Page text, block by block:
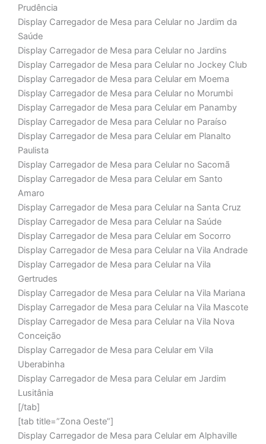
Prudência
Display Carregador de Mesa para Celular no Jardim da
Saúde
Display Carregador de Mesa para Celular no Jardins
Display Carregador de Mesa para Celular no Jockey Club
Display Carregador de Mesa para Celular em Moema
Display Carregador de Mesa para Celular no Morumbi
Display Carregador de Mesa para Celular em Panamby
Display Carregador de Mesa para Celular no Paraíso
Display Carregador de Mesa para Celular em Planalto
Paulista
Display Carregador de Mesa para Celular no Sacomã
Display Carregador de Mesa para Celular em Santo
Amaro
Display Carregador de Mesa para Celular na Santa Cruz
Display Carregador de Mesa para Celular na Saúde
Display Carregador de Mesa para Celular em Socorro
Display Carregador de Mesa para Celular na Vila Andrade
Display Carregador de Mesa para Celular na Vila
Gertrudes
Display Carregador de Mesa para Celular na Vila Mariana
Display Carregador de Mesa para Celular na Vila Mascote
Display Carregador de Mesa para Celular na Vila Nova
Conceição
Display Carregador de Mesa para Celular em Vila
Uberabinha
Display Carregador de Mesa para Celular em Jardim
Lusitânia
[/tab]
[tab title=”Zona Oeste”]
Display Carregador de Mesa para Celular em Alphaville